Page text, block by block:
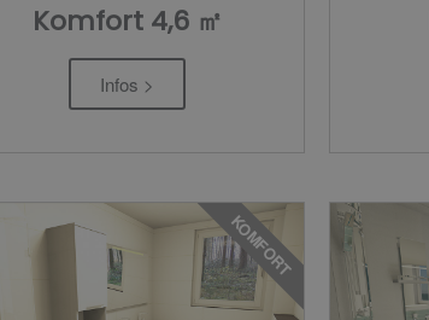
Komfort 4,6 ㎡
Infos >
KOMFORT